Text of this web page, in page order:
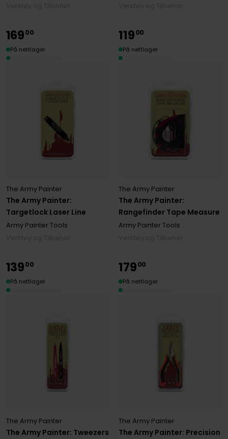
The Army Painter:
Targetlock Laser Line
The Army Painter
Army Painter Tools
16900
På nettlager
The Army Painter:
Rangefinder Tape Measure
The Army Painter
Army Painter Tools
11900
På nettlager
The Army Painter: Tweezers
The Army Painter
13900
På nettlager
The Army Painter: Precision
The Army Painter
17900
På nettlager